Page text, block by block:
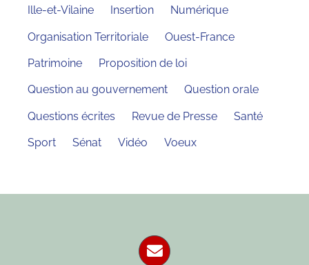
Ille-et-Vilaine Insertion Numérique
Organisation Territoriale Ouest-France
Patrimoine Proposition de loi
Question au gouvernement Question orale
Questions écrites Revue de Presse Santé
Sport Sénat Vidéo Voeux